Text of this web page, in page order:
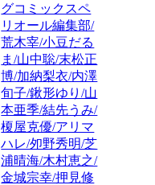
グコミックスペ
リオール編集部/
荒木宰/小豆だる
ま/山中聡/末松正
博/加納梨衣/内澤
旬子/鍬形ゆり/山
本亜季/結先うみ/
榎屋克優/アリマ
ハレ/夘野秀明/芝
浦晴海/木村恵之/
金城宗幸/押見修